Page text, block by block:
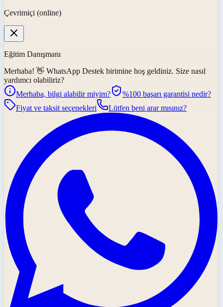
Çevrimiçi (online)
Eğitim Danışmanı
Merhaba! 👋 WhatsApp Destek birimine hoş geldiniz. Size nasıl
yardımcı olabiliriz?
Merhaba, bilgi alabilir miyim?
%100 başarı garantisi nedir?
Fiyat ve taksit seçenekleri
Lütfen beni arar mısınız?